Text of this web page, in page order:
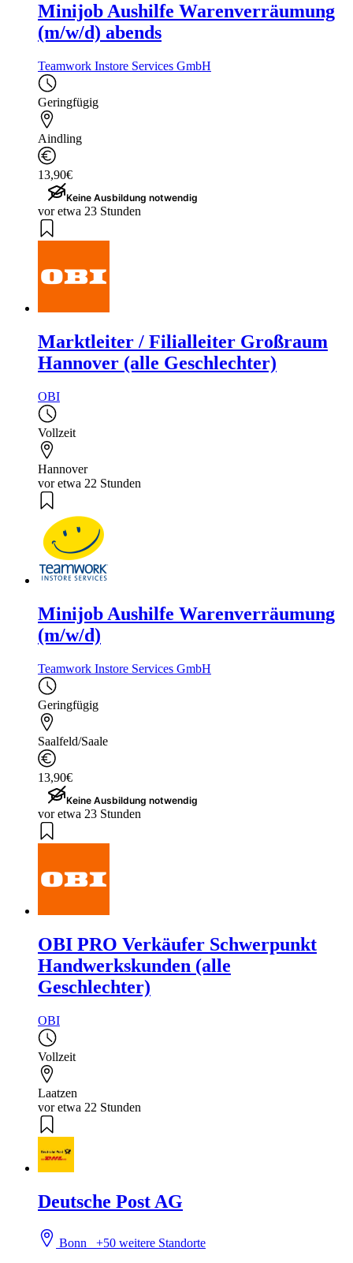
Minijob Aushilfe Warenverräumung
(m/w/d) abends
Teamwork Instore Services GmbH
Geringfügig
Aindling
13,90€
Keine Ausbildung notwendig
vor etwa 23 Stunden
Marktleiter / Filialleiter Großraum
Hannover (alle Geschlechter)
OBI
Vollzeit
Hannover
vor etwa 22 Stunden
Minijob Aushilfe Warenverräumung
(m/w/d)
Teamwork Instore Services GmbH
Geringfügig
Saalfeld/Saale
13,90€
Keine Ausbildung notwendig
vor etwa 23 Stunden
OBI PRO Verkäufer Schwerpunkt
Handwerkskunden (alle
Geschlechter)
OBI
Vollzeit
Laatzen
vor etwa 22 Stunden
Deutsche Post AG
Bonn+50 weitere Standorte